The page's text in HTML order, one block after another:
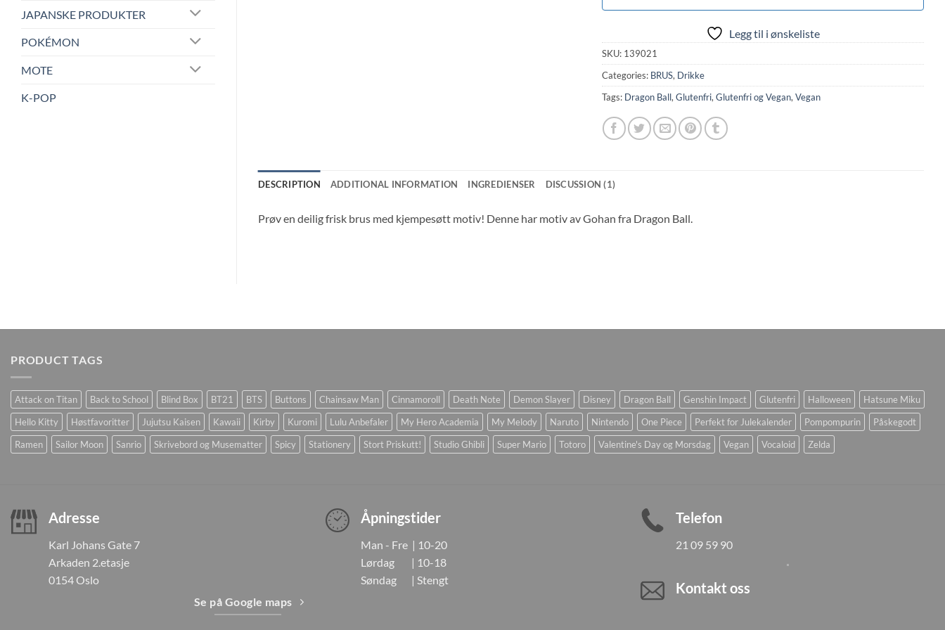
JAPANSKE PRODUKTER
POKÉMON
MOTE
K-POP
Legg til i ønskeliste
SKU: 139021
Categories: BRUS, Drikke
Tags: Dragon Ball,Glutenfri,Glutenfri og Vegan,Vegan
DESCRIPTION ADDITIONAL INFORMATION INGREDIENSER DISCUSSION (1)
Prøv en deilig frisk brus med kjempesøtt motiv! Denne har motiv av Gohan fra Dragon Ball.
PRODUCT TAGS
Attack on Titan Back to School Blind Box BT21 BTS Buttons Chainsaw Man Cinnamoroll Death Note Demon Slayer Disney Dragon Ball Genshin Impact Glutenfri Halloween
Hatsune Miku
Hello Kitty
Høstfavoritter Jujutsu Kaisen Kawaii Kirby Kuromi Lulu Anbefaler My Hero Academia My Melody Naruto Nintendo One Piece Perfekt for Julekalender Pompompurin
Påskegodt
Ramen
Sailor Moon Sanrio Skrivebord og Musematter Spicy Stationery Stort Priskutt! Studio Ghibli Super Mario Totoro Valentine's Day og Morsdag Vegan Vocaloid Zelda
Adresse
Karl Johans Gate 7
Arkaden 2.etasje
0154 Oslo
Se på Google maps
Åpningstider
Man - Fre | 10-20
Lørdag | 10-18
Søndag | Stengt
Telefon
21 09 59 90
Kontakt oss